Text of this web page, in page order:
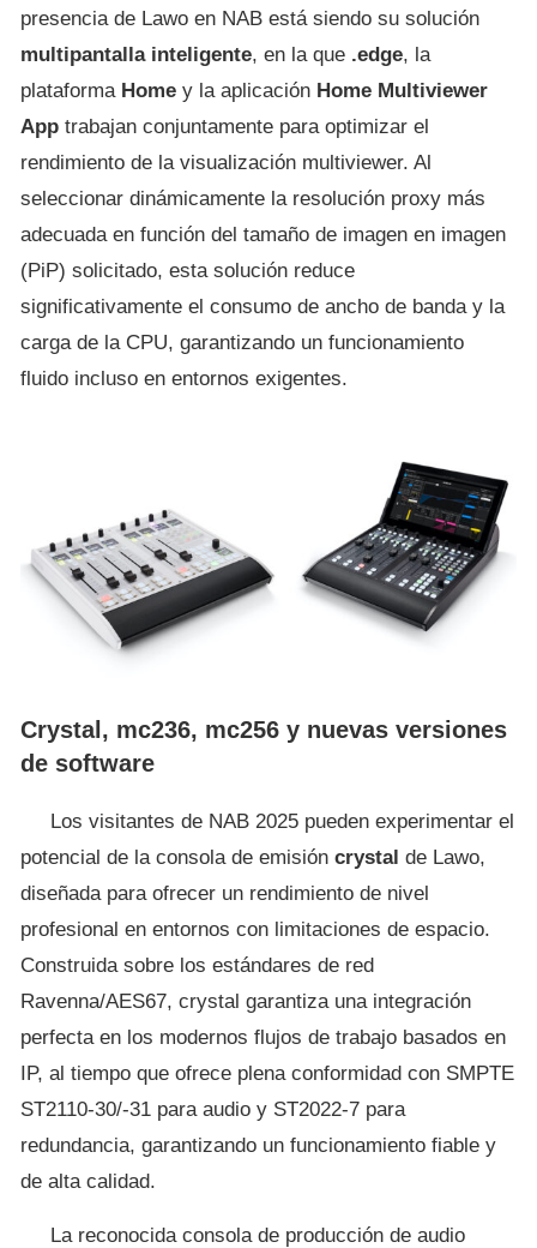
presencia de Lawo en NAB está siendo su solución
multipantalla inteligente, en la que .edge, la
plataforma Home y la aplicación Home Multiviewer
App trabajan conjuntamente para optimizar el
rendimiento de la visualización multiviewer. Al
seleccionar dinámicamente la resolución proxy más
adecuada en función del tamaño de imagen en imagen
(PiP) solicitado, esta solución reduce
significativamente el consumo de ancho de banda y la
carga de la CPU, garantizando un funcionamiento
fluido incluso en entornos exigentes.
Crystal, mc236, mc256 y nuevas versiones
de software
Los visitantes de NAB 2025 pueden experimentar el
potencial de la consola de emisión crystal de Lawo,
diseñada para ofrecer un rendimiento de nivel
profesional en entornos con limitaciones de espacio.
Construida sobre los estándares de red
Ravenna/AES67, crystal garantiza una integración
perfecta en los modernos flujos de trabajo basados en
IP, al tiempo que ofrece plena conformidad con SMPTE
ST2110-30/-31 para audio y ST2022-7 para
redundancia, garantizando un funcionamiento fiable y
de alta calidad.
La reconocida consola de producción de audio